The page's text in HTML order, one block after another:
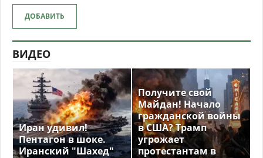
ДОБАВИТЬ
ВИДЕО
Иран удивил!
Пентагон в шоке.
Иранский "Шахед"
Получите свой
Майдан! Начало
гражданской войны
в США? Трамп
угрожает
протестантам в